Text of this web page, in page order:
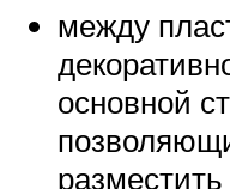
между
основной